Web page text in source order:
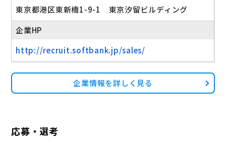
東京都港区東新橋1-9-1 東京汐留ビルディング
企業HP
http://recruit.softbank.jp/sales/
企業情報を詳しく見る
応募・選考